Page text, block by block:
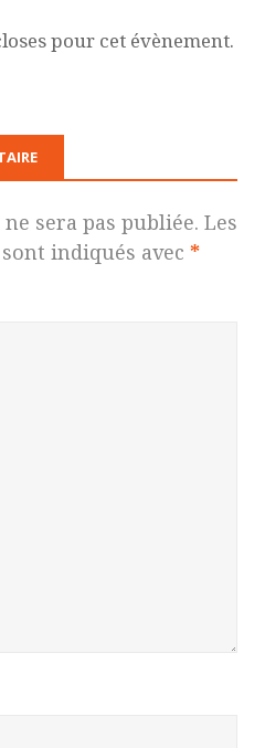
pour cet évènement.
sera pas publiée. Les
indiqués avec *